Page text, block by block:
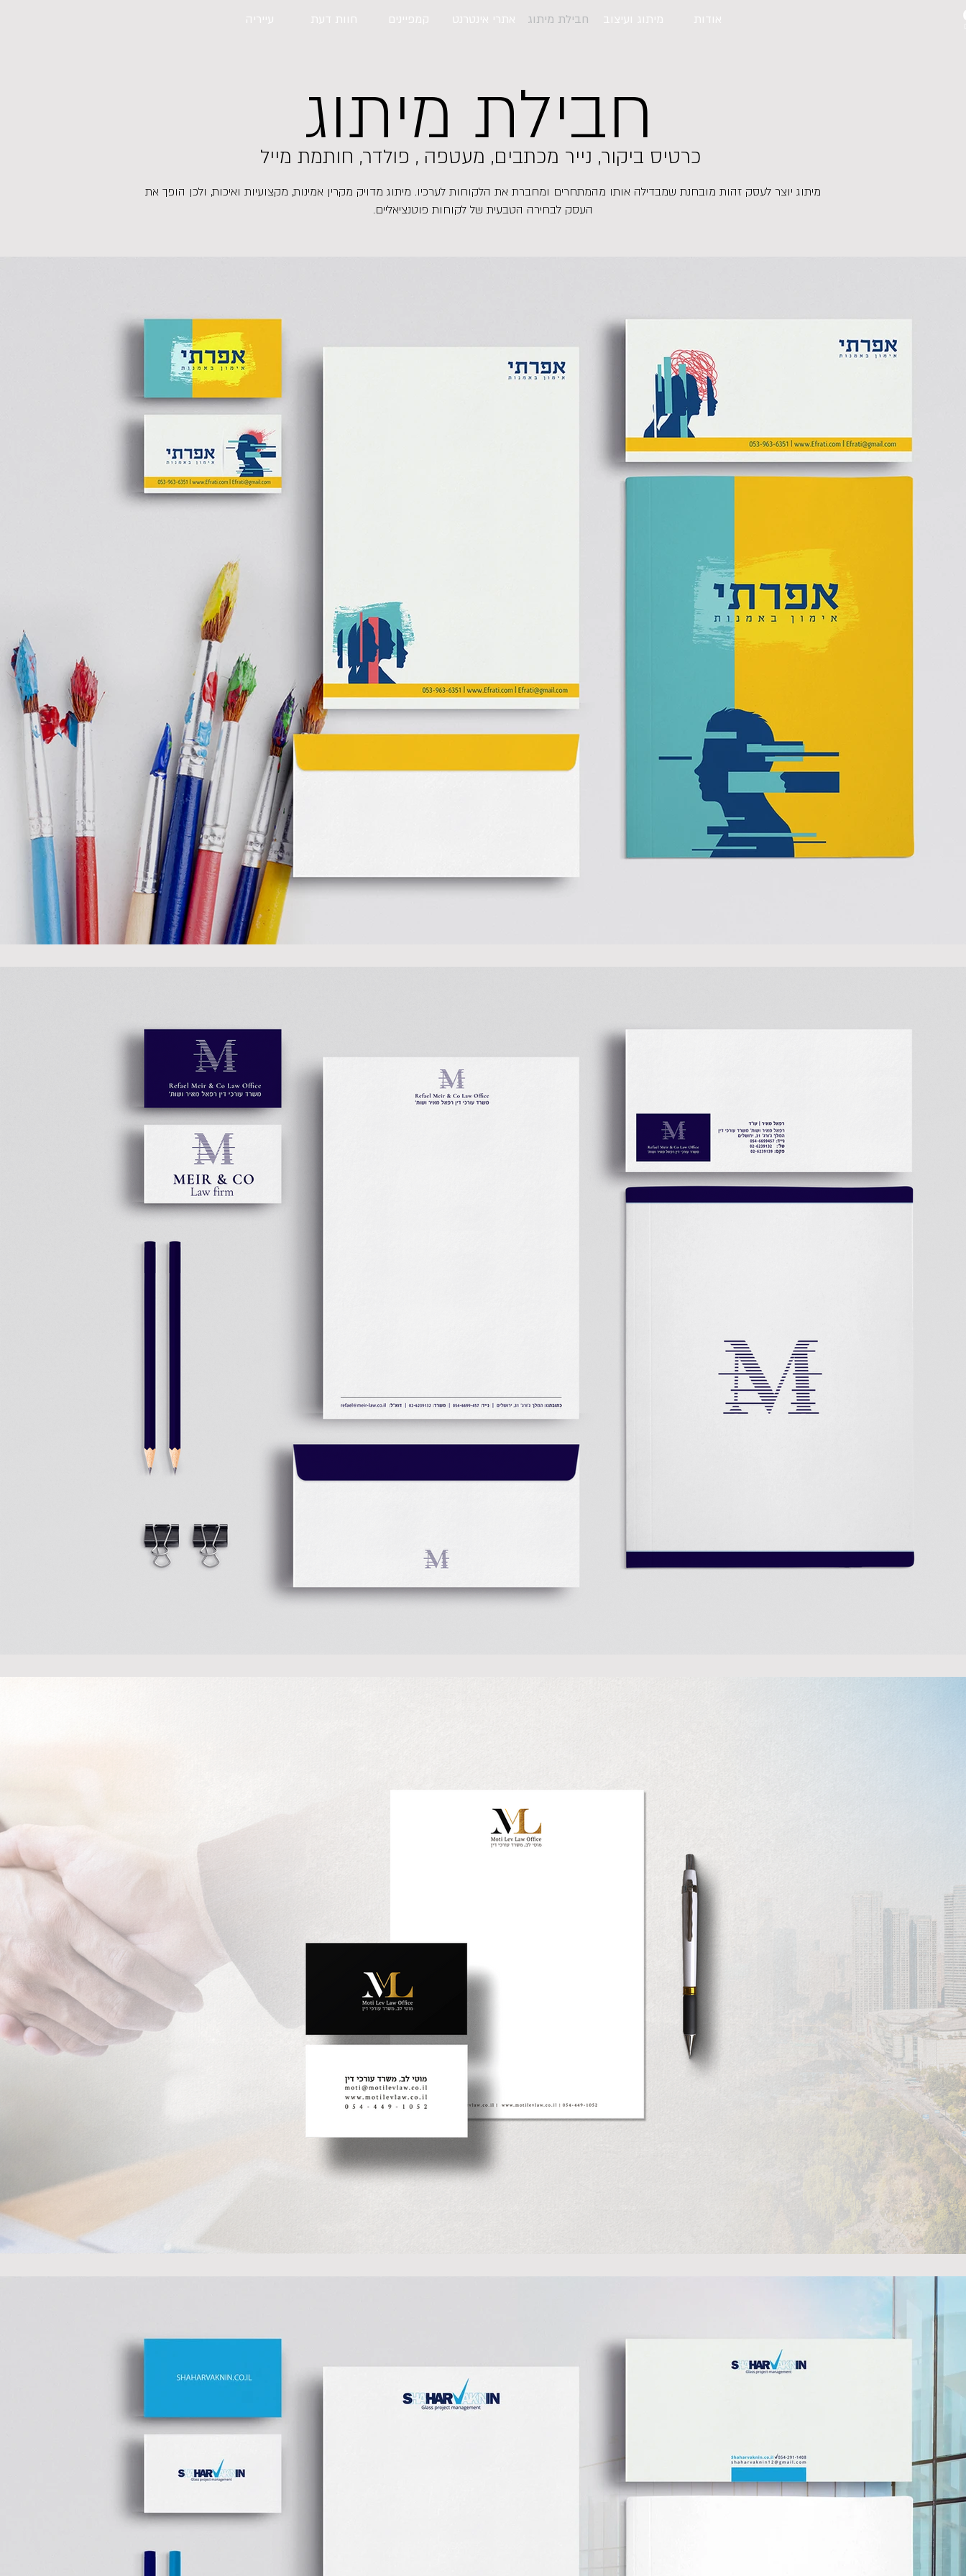
אודות מיתוג ועיצוב חבילת מיתוג אתרי אינטרנט קמפיינים חוות דעת עייריה
מיתוג יוצר לעסק זהות מובחנת שמבדילה אותו מהמתחרים ומחברת את הלקוחות לערכיו. מיתוג מדויק מקרין אמינות, מקצועיות ואיכות, ולכן הופך את
העסק לבחירה הטבעית של לקוחות פוטנציאליים.
חבילת מיתוג כרטיס ביקור, נייר מכתבים, מעטפה , פולדר, חותמת מייל